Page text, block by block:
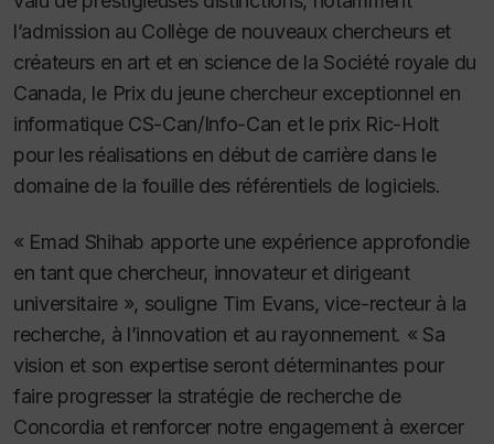
l’admission au Collège de nouveaux chercheurs et
créateurs en art et en science de la Société royale du
Canada, le Prix du jeune chercheur exceptionnel en
informatique CS-Can/Info-Can et le prix Ric-Holt
pour les réalisations en début de carrière dans le
domaine de la fouille des référentiels de logiciels.
« Emad Shihab apporte une expérience approfondie
en tant que chercheur, innovateur et dirigeant
universitaire », souligne Tim Evans, vice-recteur à la
recherche, à l’innovation et au rayonnement. « Sa
vision et son expertise seront déterminantes pour
faire progresser la stratégie de recherche de
Concordia et renforcer notre engagement à exercer